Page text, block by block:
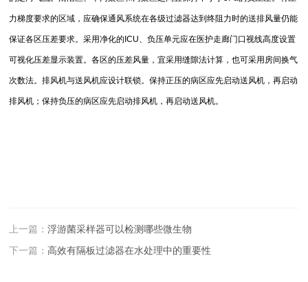
力梯度要求的区域，应确保通风系统在各级过滤器达到终阻力时的送排风量仍能
保证各区压差要求。采用净化的ICU、负压单元应在医护走廊门口视线高度设置
可视化压差显示装置。各区的压差风量，宜采用缝隙法计算，也可采用房间换气
次数法。排风机与送风机应设计联锁。保持正压的病区应先启动送风机，再启动
排风机；保持负压的病区应先启动排风机，再启动送风机。
上一篇：浮游菌采样器可以检测哪些微生物
下一篇：高效有隔板过滤器在水处理中的重要性